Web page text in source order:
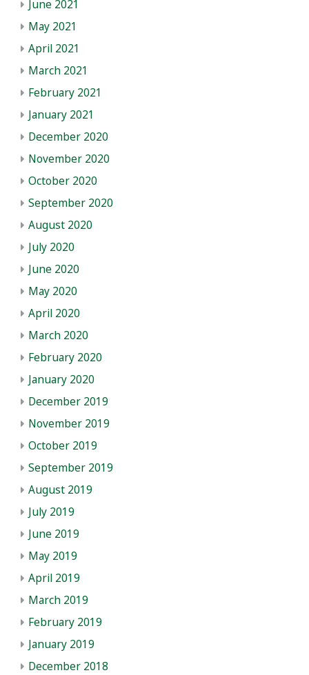
June 2021
May 2021
April 2021
March 2021
February 2021
January 2021
December 2020
November 2020
October 2020
September 2020
August 2020
July 2020
June 2020
May 2020
April 2020
March 2020
February 2020
January 2020
December 2019
November 2019
October 2019
September 2019
August 2019
July 2019
June 2019
May 2019
April 2019
March 2019
February 2019
January 2019
December 2018